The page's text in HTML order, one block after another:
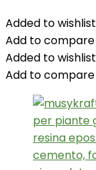
Added to wishlist
Add to compare
Added to wishlist
Add to compare